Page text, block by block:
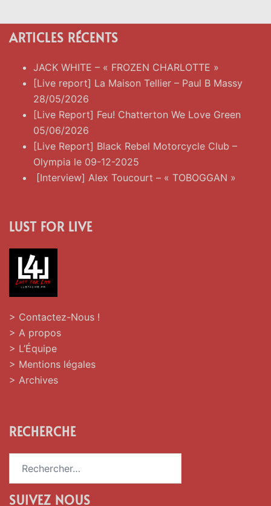
ARTICLES RÉCENTS
JACK WHITE – « FROZEN CHARLOTTE »
[Live report] La Maison Tellier – Paul B Massy
28/05/2026
[Live Report] Feu! Chatterton We Love Green
05/06/2026
[Live Report] Black Rebel Motorcycle Club –
Olympia le 09-12-2025
[Interview] Alex Toucourt – « TOBOGGAN »
LUST FOR LIVE
> Contactez-Nous !
> A propos
> L’Équipe
> Mentions légales
> Archives
RECHERCHE
SUIVEZ NOUS